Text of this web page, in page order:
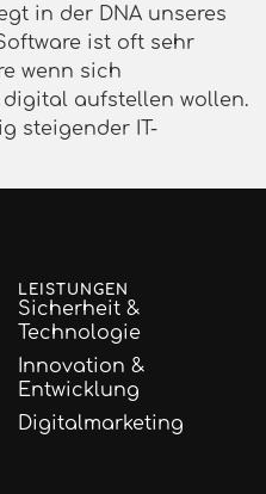
in der DNA unseres
ist oft sehr
wenn sich
aufstellen wollen.
steigender IT-
LEISTUNGEN
Sicherheit &
Technologie
Innovation &
Entwicklung
Digitalmarketing